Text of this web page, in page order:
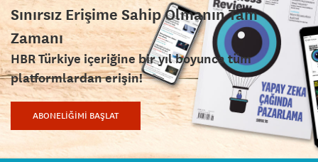
Sınırsız Erişime Sahip Olmanın Tam
Zamanı
HBR Türkiye içeriğine bir yıl boyunca tüm
platformlardan erişin!
ABONELİĞİMİ BAŞLAT